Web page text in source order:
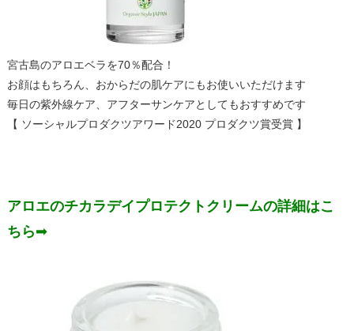
宮古島のアロエベラを70％配合！
お顔はもちろん、おからだの肌ケアにもお使いいただけます
毎日の紫外線ケア、アフターサンケアとしてもおすすめです
【 ソーシャルプロダクツアワード2020 プロダクツ賞受賞 】
アロエのチカラデイプロテクトクリームの詳細はこ
ちら➡